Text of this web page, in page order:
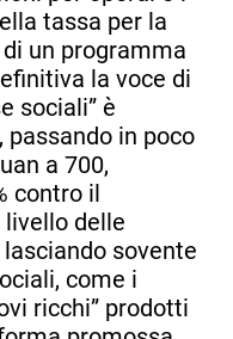
tassa per la
di un programma
la voce di
sociali” è
in poco
a 700,
contro il
livello delle
sovente
come i
ricchi” prodotti